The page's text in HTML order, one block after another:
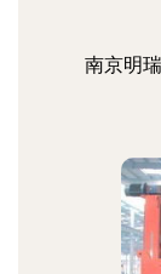
南京明